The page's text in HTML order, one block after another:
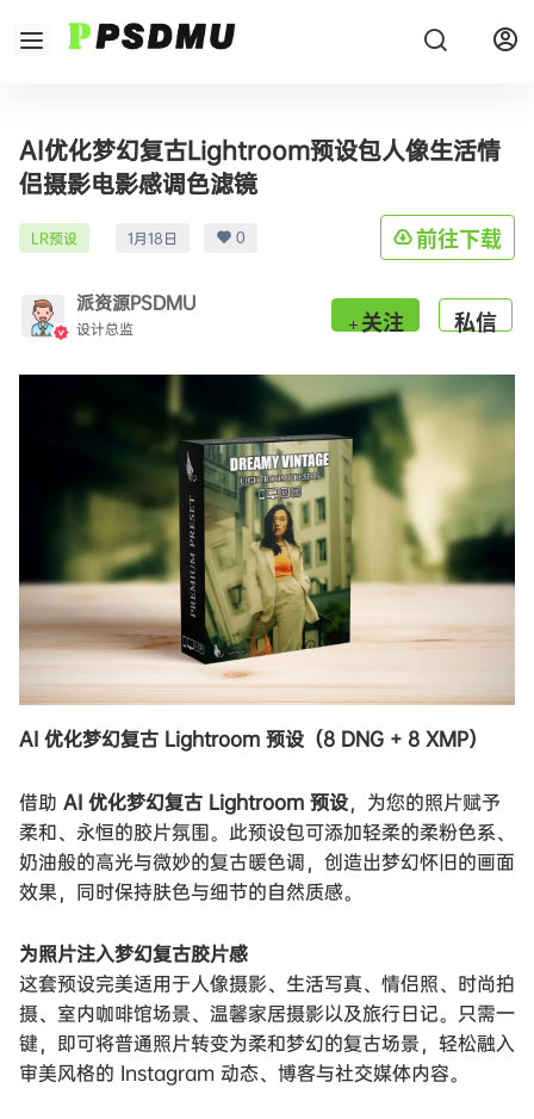
AI优化梦幻复古Lightroom预设包人像生活情
侣摄影电影感调色滤镜
LR预设 1月18日 0 前往下载
派资源PSDMU
设计总监 关注 私信
AI 优化梦幻复古 Lightroom 预设（8 DNG + 8 XMP）
借助 AI 优化梦幻复古 Lightroom 预设，为您的照片赋予
柔和、永恒的胶片氛围。此预设包可添加轻柔的柔粉色系、
奶油般的高光与微妙的复古暖色调，创造出梦幻怀旧的画面
效果，同时保持肤色与细节的自然质感。
为照片注入梦幻复古胶片感
这套预设完美适用于人像摄影、生活写真、情侣照、时尚拍
摄、室内咖啡馆场景、温馨家居摄影以及旅行日记。只需一
键，即可将普通照片转变为柔和梦幻的复古场景，轻松融入
审美风格的 Instagram 动态、博客与社交媒体内容。